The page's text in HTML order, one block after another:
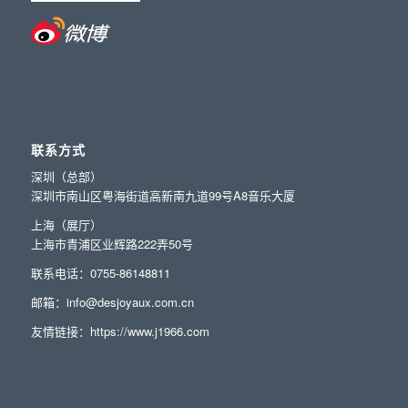
联系方式
深圳（总部）
深圳市南山区粤海街道高新南九道99号A8音乐大厦
上海（展厅）
上海市青浦区业辉路222弄50号
联系电话：0755-86148811
邮箱：info@desjoyaux.com.cn
友情链接： https://www.j1966.com